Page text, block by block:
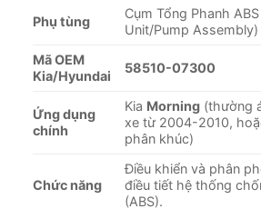
Phụ tùng
Cụm Tổng Phanh
Unit/Pump Assembly)
Mã OEM
Kia/Hyundai
58510-07300
Ứng dụng
chính
Kia Morning(thường
xe từ 2004-2010,
phân khúc)
Chức năng
Điều khiển và phân
điều tiết hệ thống
(ABS).